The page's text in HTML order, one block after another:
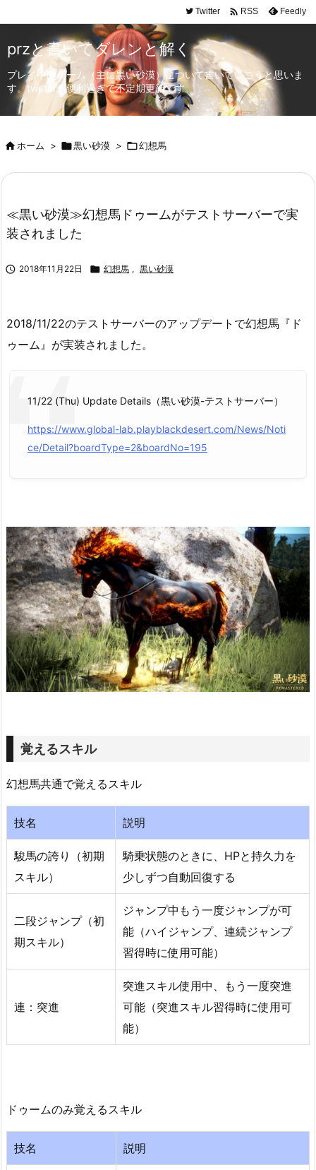
Twitter  RSS Feedly
przと書いてダレンと解く
プレイ中のゲーム（主に黒い砂漠）について書いていこうと思いま
す。twitterが便利過ぎて不定期更新です。
ホーム > 黒い砂漠 > 幻想馬
≪黒い砂漠≫幻想馬ドゥームがテストサーバーで実
装されました
 2018年11月22日  幻想馬 , 黒い砂漠
2018/11/22のテストサーバーのアップデートで幻想馬『ド
ゥーム』が実装されました。
11/22 (Thu) Update Details（黒い砂漠-テストサーバー）
https://www.global-lab.playblackdesert.com/News/Noti
ce/Detail?boardType=2&boardNo=195
覚えるスキル
幻想馬共通で覚えるスキル
技名 説明
駿馬の誇り（初期
スキル）
騎乗状態のときに、HPと持久力を
少しずつ自動回復する
二段ジャンプ（初
期スキル）
ジャンプ中もう一度ジャンプが可
能（ハイジャンプ、連続ジャンプ
習​​得時に使用可能）
連：突進
突進スキル使用中、もう一度突進
可能（突進スキル習得時に使用可
能）
ドゥームのみ覚えるスキル
技名 説明